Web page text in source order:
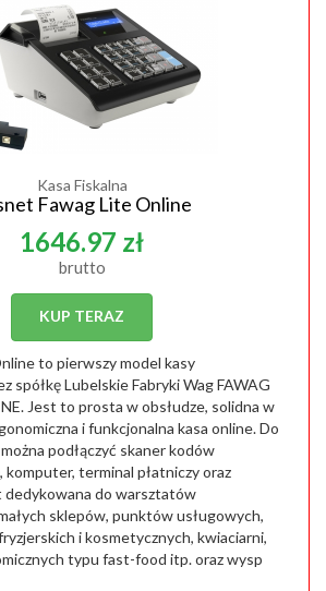
Kasa Fiskalna
Fawag Lite Online
1646.97 zł
brutto
KUP TERAZ
to pierwszy model kasy
spółkę Lubelskie Fabryki Wag FAWAG
Jest to prosta w obsłudze, solidna w
i funkcjonalna kasa online. Do
podłączyć skaner kodów
komputer, terminal płatniczy oraz
dedykowana do warsztatów
sklepów, punktów usługowych,
i kosmetycznych, kwiaciarni,
typu fast-food itp. oraz wysp